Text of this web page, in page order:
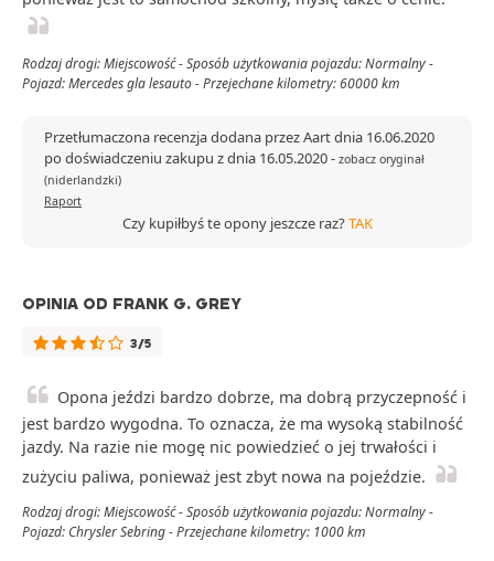
Rodzaj drogi: Miejscowość - Sposób użytkowania pojazdu: Normalny -
Pojazd: Mercedes gla lesauto - Przejechane kilometry: 60000 km
Przetłumaczona recenzja dodana przez Aart dnia 16.06.2020
po doświadczeniu zakupu z dnia 16.05.2020- zobacz oryginał
(niderlandzki)
Raport
Czy kupiłbyś te opony jeszcze raz?TAK
OPINIA OD FRANK G. GREY
3/5
Opona jeździ bardzo dobrze, ma dobrą przyczepność i
jest bardzo wygodna. To oznacza, że ma wysoką stabilność
jazdy. Na razie nie mogę nic powiedzieć o jej trwałości i
zużyciu paliwa, ponieważ jest zbyt nowa na pojeździe.
Rodzaj drogi: Miejscowość - Sposób użytkowania pojazdu: Normalny -
Pojazd: Chrysler Sebring - Przejechane kilometry: 1000 km